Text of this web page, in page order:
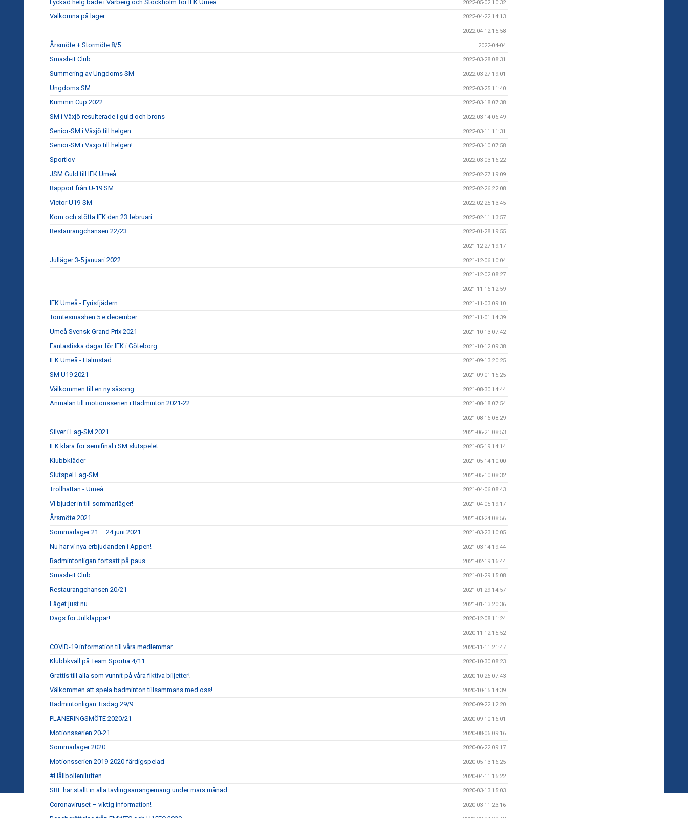
Lyckad helg både i Varberg och Stockholm för IFK Umeå 2022-05-02 10:32
Välkomna på läger 2022-04-22 14:13
2022-04-12 15:58
Årsmöte + Stormöte 8/5 2022-04-04
Smash-it Club 2022-03-28 08:31
Summering av Ungdoms SM 2022-03-27 19:01
Ungdoms SM 2022-03-25 11:40
Kummin Cup 2022 2022-03-18 07:38
SM i Växjö resulterade i guld och brons 2022-03-14 06:49
Senior-SM i Växjö till helgen 2022-03-11 11:31
Senior-SM i Växjö till helgen! 2022-03-10 07:58
Sportlov 2022-03-03 16:22
JSM Guld till IFK Umeå 2022-02-27 19:09
Rapport från U-19 SM 2022-02-26 22:08
Victor U19-SM 2022-02-25 13:45
Kom och stötta IFK den 23 februari 2022-02-11 13:57
Restaurangchansen 22/23 2022-01-28 19:55
2021-12-27 19:17
Julläger 3-5 januari 2022 2021-12-06 10:04
2021-12-02 08:27
2021-11-16 12:59
IFK Umeå - Fyrisfjädern 2021-11-03 09:10
Tomtesmashen 5:e december 2021-11-01 14:39
Umeå Svensk Grand Prix 2021 2021-10-13 07:42
Fantastiska dagar för IFK i Göteborg 2021-10-12 09:38
IFK Umeå - Halmstad 2021-09-13 20:25
SM U19 2021 2021-09-01 15:25
Välkommen till en ny säsong 2021-08-30 14:44
Anmälan till motionsserien i Badminton 2021-22 2021-08-18 07:54
2021-08-16 08:29
Silver i Lag-SM 2021 2021-06-21 08:53
IFK klara för semifinal i SM slutspelet 2021-05-19 14:14
Klubbkläder 2021-05-14 10:00
Slutspel Lag-SM 2021-05-10 08:32
Trollhättan - Umeå 2021-04-06 08:43
Vi bjuder in till sommarläger! 2021-04-05 19:17
Årsmöte 2021 2021-03-24 08:56
Sommarläger 21 – 24 juni 2021 2021-03-23 10:05
Nu har vi nya erbjudanden i Appen! 2021-03-14 19:44
Badmintonligan fortsatt på paus 2021-02-19 16:44
Smash-it Club 2021-01-29 15:08
Restaurangchansen 20/21 2021-01-29 14:57
Läget just nu 2021-01-13 20:36
Dags för Julklappar! 2020-12-08 11:24
2020-11-12 15:52
COVID-19 information till våra medlemmar 2020-11-11 21:47
Klubbkväll på Team Sportia 4/11 2020-10-30 08:23
Grattis till alla som vunnit på våra fiktiva biljetter! 2020-10-26 07:43
Välkommen att spela badminton tillsammans med oss! 2020-10-15 14:39
Badmintonligan Tisdag 29/9 2020-09-22 12:20
PLANERINGSMÖTE 2020/21 2020-09-10 16:01
Motionsserien 20-21 2020-08-06 09:16
Sommarläger 2020 2020-06-22 09:17
Motionsserien 2019-2020 färdigspelad 2020-05-13 16:25
#Hållbolleniluften 2020-04-11 15:22
SBF har ställt in alla tävlingsarrangemang under mars månad 2020-03-13 15:03
Coronaviruset – viktig information! 2020-03-11 23:16